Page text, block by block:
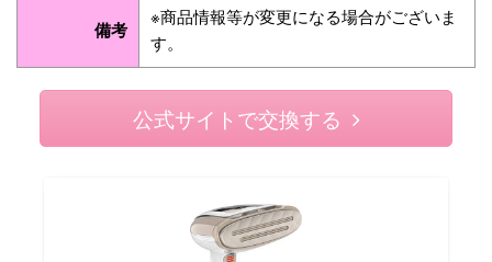
備考
※商品情報等が変更になる場合がございま
す。
公式サイトで交換する